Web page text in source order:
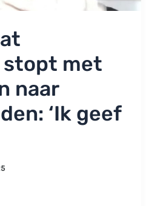
stopt met
naar
‘Ik geef